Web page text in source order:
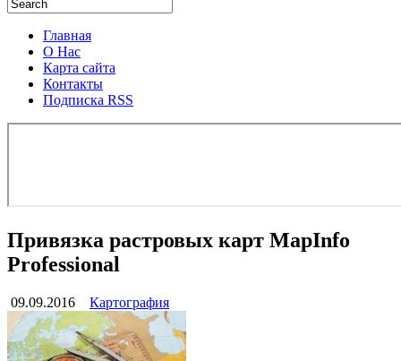
Главная
О Нас
Карта сайта
Контакты
Подписка RSS
Привязка растровых карт MapInfo
Professional
09.09.2016 Картография